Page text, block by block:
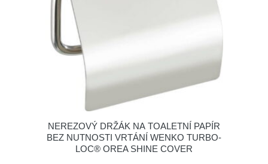
NEREZOVÝ DRŽÁK NA TOALETNÍ PAPÍR
BEZ NUTNOSTI VRTÁNÍ WENKO TURBO-
LOC® OREA SHINE COVER